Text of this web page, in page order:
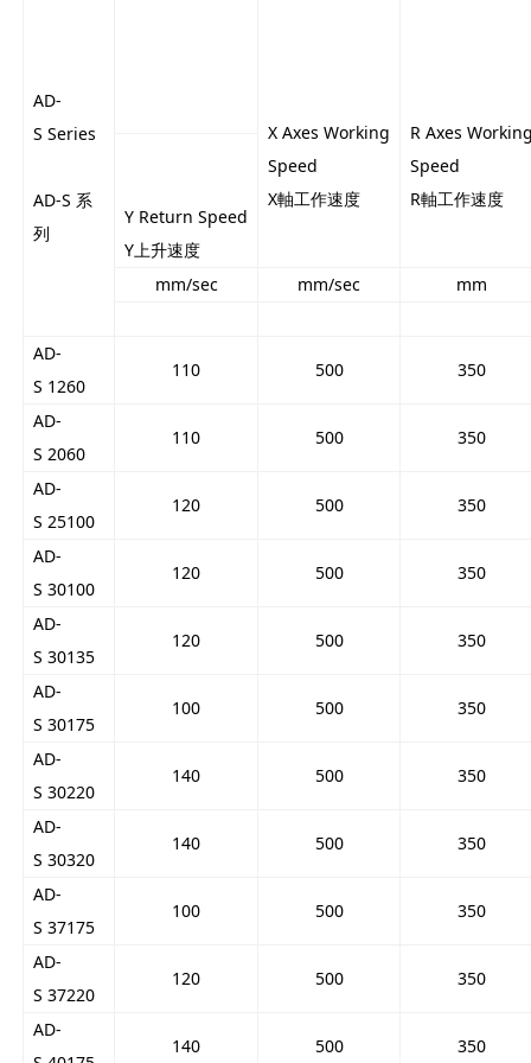
AD-
S Series
AD-S 系
列
X Axes Working
Speed
X軸工作速度
R Axes
Speed
R軸工作速度
Y Return Speed
Y上升速度
mm/sec
mm/sec mm
AD-
S 1260
110 500 350
AD-
S 2060
110 500 350
AD-
S 25100
120 500 350
AD-
S 30100
120 500 350
AD-
S 30135
120 500 350
AD-
S 30175
100 500 350
AD-
S 30220
140 500 350
AD-
S 30320
140 500 350
AD-
S 37175
100 500 350
AD-
S 37220
120 500 350
AD-
140 500 350